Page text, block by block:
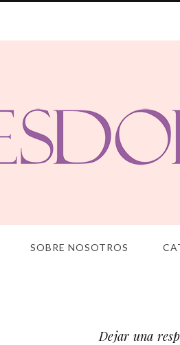
SOBRE NOSOTROS
Dejar una